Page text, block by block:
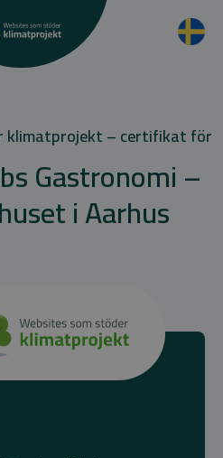
klimatprojekt – certifikat för
Gastronomi –
i Aarhus